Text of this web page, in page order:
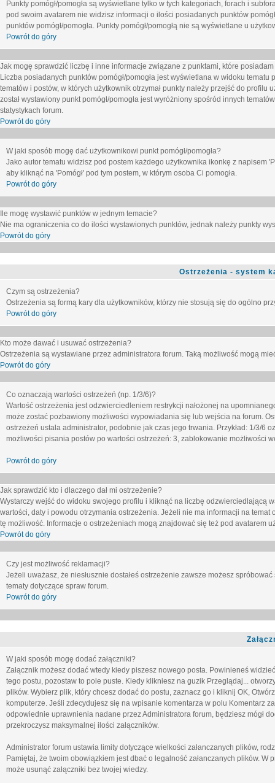
Punkty pomógł/pomogła są wyświetlane tylko w tych kategoriach, forach i
pod swoim avatarem nie widzisz informacji o ilości posiadanych punktów
punktów pomógł/pomogła. Punkty pomógł/pomogłą nie są wyświetlane u
Powrót do góry
Jak mogę sprawdzić liczbę i inne informacje związane z punktami, które
Liczba posiadanych punktów pomógł/pomogła jest wyświetlana w widoku
tematów i postów, w których użytkownik otrzymał punkty należy przejść do
został wystawiony punkt pomógł/pomogła jest wyróżniony spośród innych
statystykach forum.
Powrót do góry
W jaki sposób mogę dać użytkownikowi punkt pomógł/pomogła?
Jako autor tematu widzisz pod postem każdego użytkownika ikonkę z napisem
aby kliknąć na 'Pomógł' pod tym postem, w którym osoba Ci pomogła.
Powrót do góry
Ile mogę wystawić punktów w jednym temacie?
Nie ma ograniczenia co do ilości wystawionych punktów, jednak należy punkty
Powrót do góry
Ostrzeżenia - system
Czym są ostrzeżenia?
Ostrzeżenia są formą kary dla użytkowników, którzy nie stosują się do ogólno
Powrót do góry
Kto może dawać i usuwać ostrzeżenia?
Ostrzeżenia są wystawiane przez administratora forum. Taką możliwość mogą
Powrót do góry
Co oznaczają wartości ostrzeżeń (np. 1/3/6)?
Wartość ostrzeżenia jest odzwierciedleniem restrykcji nałożonej na
może zostać pozbawiony możliwości wypowiadania się lub wejścia na forum.
ostrzeżeń ustala administrator, podobnie jak czas jego trwania. Przykład: 1/3/6
możliwości pisania postów po wartości ostrzeżeń: 3, zablokowanie możliwości
Powrót do góry
Jak sprawdzić kto i dlaczego dał mi ostrzeżenie?
Wystarczy wejść do widoku swojego profilu i kliknąć na liczbę odzwierciedlającą
wartości, daty i powodu otrzymania ostrzeżenia. Jeżeli nie ma informacji na temat
tę możliwość. Informacje o ostrzeżeniach mogą znajdować się też pod avatarem
Powrót do góry
Czy jest możliwość reklamacji?
Jeżeli uważasz, że niesłusznie dostałeś ostrzeżenie zawsze możesz
tematy dotyczące spraw forum.
Powrót do góry
W jaki sposób mogę dodać załączniki?
Załącznik możesz dodać wtedy kiedy piszesz nowego posta. Powinieneś
tego postu, pozostaw to pole puste. Kiedy klikniesz na guzik Przeglądaj...
plików. Wybierz plik, który chcesz dodać do postu, zaznacz go i kliknij OK,
komputerze. Jeśli zdecydujesz się na wpisanie komentarza w polu Komentarz
odpowiednie uprawnienia nadane przez Administratora forum, będziesz mógł
przekroczysz maksymalnej ilości załączników.
Administrator forum ustawia limity dotyczące wielkości załanczanych plików,
Pamiętaj, że twoim obowiązkiem jest dbać o legalność załanczanych plików.
może usunąć załączniki bez twojej wiedzy.